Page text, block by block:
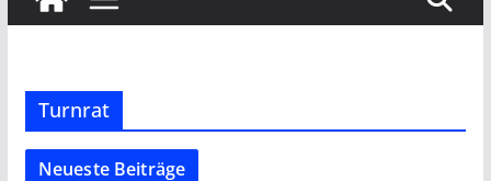
Turnrat
Neueste Beiträge